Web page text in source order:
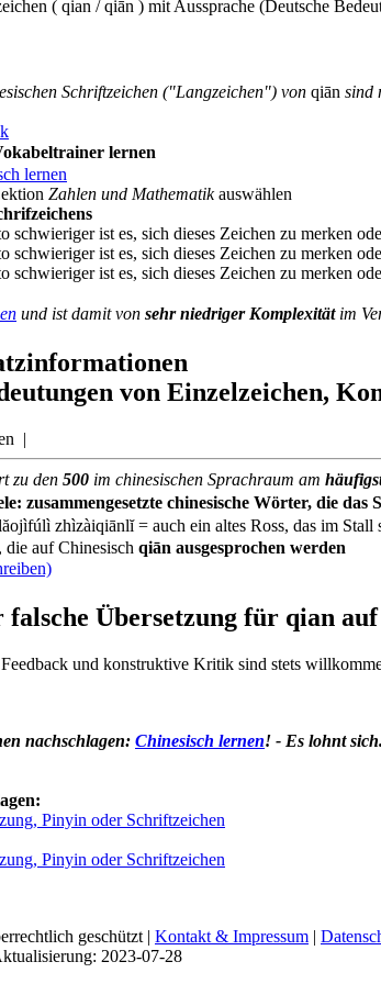
Schriftzeichen ("Langzeichen") von qiān sind
lernen
Zahlen und Mathematikauswählen
und ist damit von sehr niedriger Komplexitätim
von Einzelzeichen,
|
zu den 500 im chinesischen Sprachraum am
zusammengesetzte chinesische Wörter, die
zhìzàiqiānlĭ = auch ein altes Ross, das im Stall
auf Chinesisch qiān ausgesprochen werden
falsche Übersetzung für qian
und konstruktive Kritik sind stets
nachschlagen: Chinesisch lernen! - Es lohnt sich.
geschützt | Kontakt & Impressum |
2023-07-28